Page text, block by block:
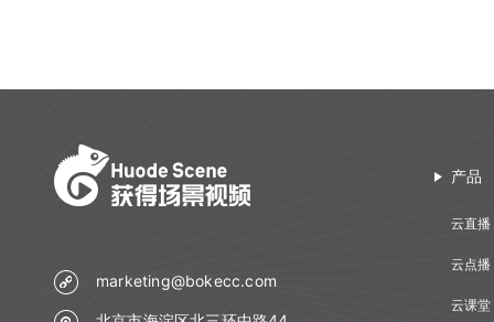
marketing@bokecc.com
产品
云直播
云点播
云课堂